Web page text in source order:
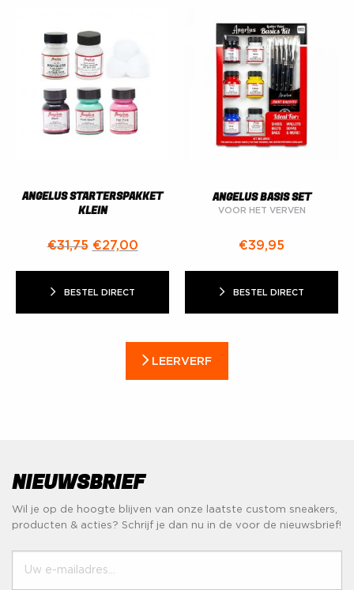
ANGELUS STARTERSPAKKET
KLEIN
€31,75 Oorspronkelijke prijs was: €31,75.
€27,00Huidige prijs is: €27,00.
BESTEL DIRECT
ANGELUS BASIS SET
VOOR HET VERVEN
€39,95
BESTEL DIRECT
LEERVERF
NIEUWSBRIEF
Wil je op de hoogte blijven van onze laatste custom sneakers,
producten & acties? Schrijf je dan nu in de voor de nieuwsbrief!
Uw e-mailadres...